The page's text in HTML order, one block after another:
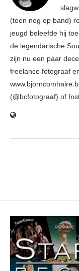
(toen nog op band)
jeugd beleefde hij
de legendarische
zijn nu een paar
freelance fotograaf
(@bcfotograaf) of